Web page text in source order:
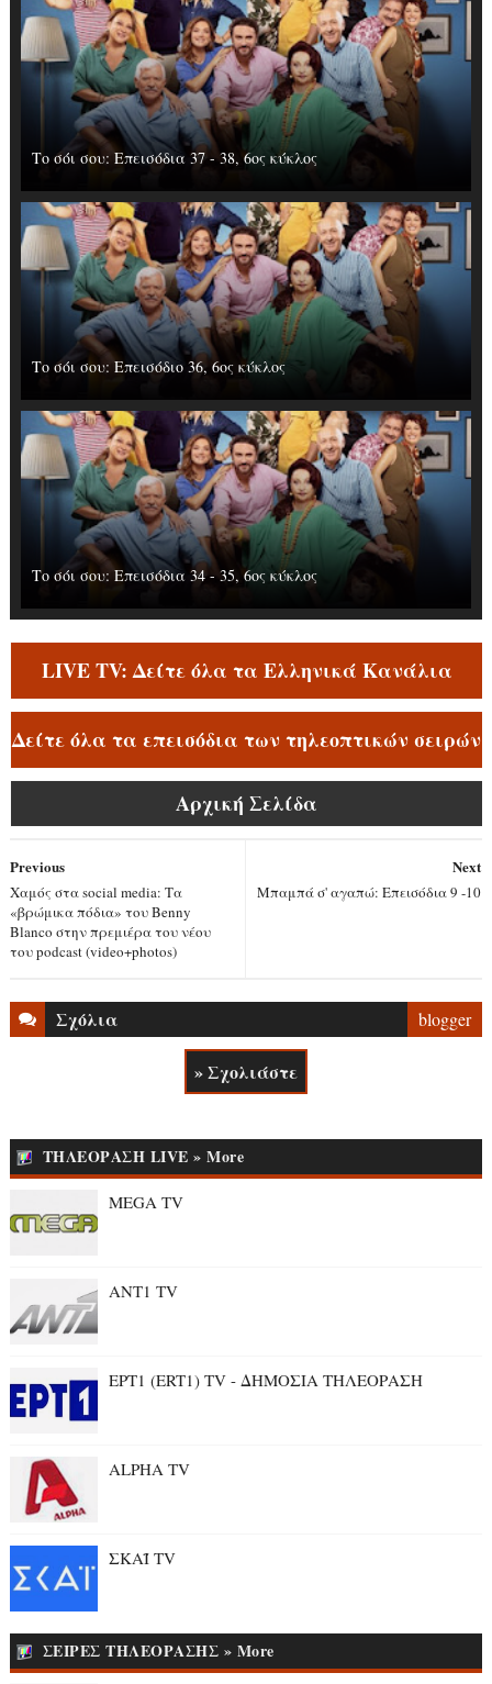
Το σόι σου: Επεισόδια 37 - 38, 6ος κύκλος
Το σόι σου: Επεισόδιο 36, 6ος κύκλος
Το σόι σου: Επεισόδια 34 - 35, 6ος κύκλος
LIVE TV: Δείτε όλα τα Ελληνικά Κανάλια
Δείτε όλα τα επεισόδια των τηλεοπτικών σειρών
Αρχική Σελίδα
Next
Μπαμπά σ' αγαπώ: Επεισόδια 9 -10
Previous
Χαμός στα social media: Tα
«βρώμικα πόδια» του Benny
Blanco στην πρεμιέρα του νέου
του podcast (video+photos)
Σχόλια blogger
» Σχολιάστε
ΤΗΛΕΟΡΑΣΗ LIVE » More
MEGA TV
ANT1 TV
ΕΡΤ1 (ERT1) TV - ΔΗΜΟΣΙΑ ΤΗΛΕΟΡΑΣΗ
ALPHA TV
ΣΚΑΪ TV
ΣΕΙΡΕΣ ΤΗΛΕΟΡΑΣΗΣ » More